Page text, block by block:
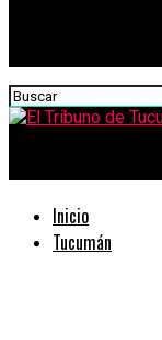
Inicio
Tucumán